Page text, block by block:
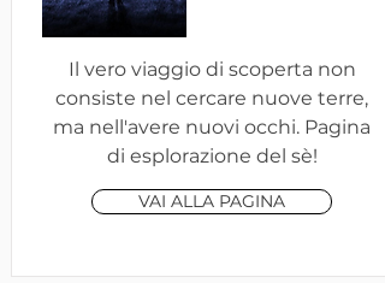
Il vero viaggio di scoperta non
consiste nel cercare nuove terre,
ma nell'avere nuovi occhi. Pagina
di esplorazione del sè!
VAI ALLA PAGINA